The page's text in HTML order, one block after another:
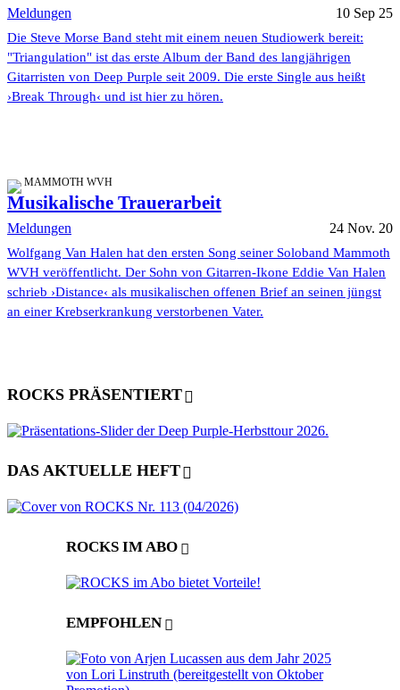
Meldungen 10 Sep 25
Die Steve Morse Band steht mit einem neuen Studiowerk bereit:
"Triangulation" ist das erste Album der Band des langjährigen
Gitarristen von Deep Purple seit 2009. Die erste Single aus heißt
›Break Through‹ und ist hier zu hören.
MAMMOTH WVH
Musikalische Trauerarbeit
Meldungen 24 Nov. 20
Wolfgang Van Halen hat den ersten Song seiner Soloband Mammoth
WVH veröffentlicht. Der Sohn von Gitarren-Ikone Eddie Van Halen
schrieb ›Distance‹ als musikalischen offenen Brief an seinen jüngst
an einer Krebserkrankung verstorbenen Vater.
ROCKS PRÄSENTIERT
DAS AKTUELLE HEFT
ROCKS IM ABO
EMPFOHLEN